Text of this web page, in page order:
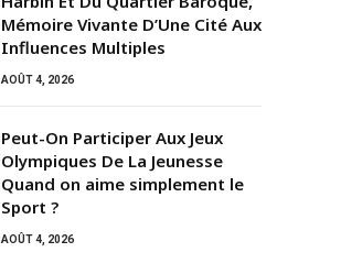
Mémoire Vivante D’Une Cité Aux
Influences Multiples
AOÛT 4, 2026
Peut-On Participer Aux Jeux
Olympiques De La Jeunesse
Quand on aime simplement le
Sport ?
AOÛT 4, 2026